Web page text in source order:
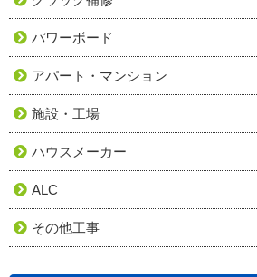
パワーボード
アパート・マンション
施設・工場
ハウスメーカー
ALC
その他工事